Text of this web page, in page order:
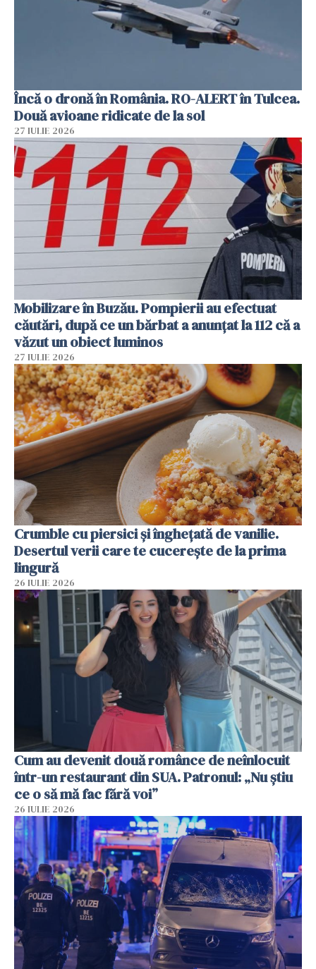
Încă o dronă în România. RO-ALERT în Tulcea.
Două avioane ridicate de la sol
27 IULIE 2026
Mobilizare în Buzău. Pompierii au efectuat
căutări, după ce un bărbat a anunțat la 112 că a
văzut un obiect luminos
27 IULIE 2026
Crumble cu piersici și înghețată de vanilie.
Desertul verii care te cucerește de la prima
lingură
26 IULIE 2026
Cum au devenit două românce de neînlocuit
într-un restaurant din SUA. Patronul: „Nu știu
ce o să mă fac fără voi”
26 IULIE 2026